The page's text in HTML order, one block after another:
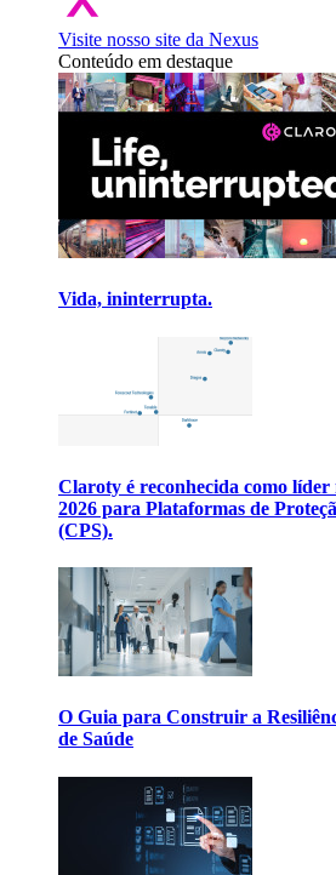
Visite nosso site da Nexus
Conteúdo em destaque
Vida, ininterrupta.
Claroty é reconhecida como
2026 para Plataformas de
(CPS).
O Guia para Construir a
de Saúde